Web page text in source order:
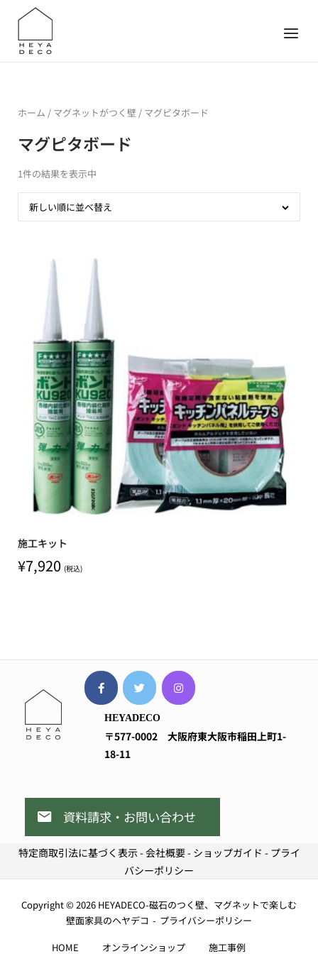
content
Menu
ホーム / マグネットがつく壁 / マグピタボード
マグピタボード
1件の結果を表示中
新しい順に並べ替え
施工キット
¥7,920 (税込)
HEYADECO
〒577-0002 大阪府東大阪市稲田上町1-
18-11
資料請求・お問い合わせ
特定商取引法に基づく表示-会社概要- ショップガイド - プライ
バシーポリシー
Copyright © 2026 HEYADECO-磁石のつく壁、マグネットで楽しむ
壁面家具のヘヤデコ
プライバシーポリシー
HOME オンラインショップ 施工事例